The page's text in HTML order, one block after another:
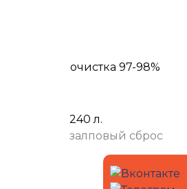
очистка 97-98%
240 л.
залповый сброс